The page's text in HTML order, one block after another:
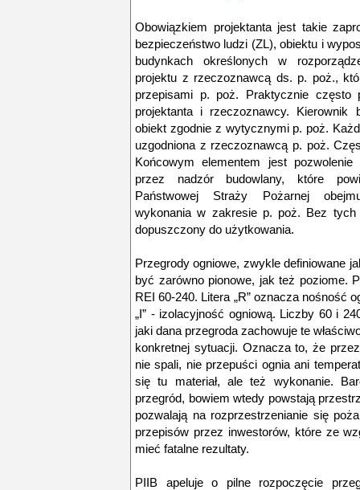
Obowiązkiem projektanta jest takie
bezpieczeństwo ludzi (ZL), obiektu i
budynkach określonych w
projektu z rzeczoznawcą ds. p. poż.,
przepisami p. poż. Praktycznie często
projektanta i rzeczoznawcy. Kierownik
obiekt zgodnie z wytycznymi p. poż.
uzgodniona z rzeczoznawcą p. poż.
Końcowym elementem jest
przez nadzór budowlany, które
Państwowej Straży Pożarnej
wykonania w zakresie p. poż. Bez tych
dopuszczony do użytkowania.
Przegrody ogniowe, zwykle definiowane
być zarówno pionowe, jak też poziome.
REI 60-240. Litera „R” oznacza nośność
„I” - izolacyjność ogniową. Liczby 60 i
jaki dana przegroda zachowuje te
konkretnej sytuacji. Oznacza to, że
nie spali, nie przepuści ognia ani
się tu materiał, ale też wykonanie.
przegród, bowiem wtedy powstają
pozwalają na rozprzestrzenianie się
przepisów przez inwestorów, które ze
mieć fatalne rezultaty.
PIIB apeluje o pilne rozpoczęcie